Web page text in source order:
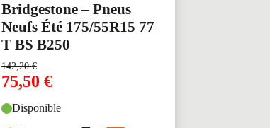
Bridgestone – Pneus
Neufs Été 175/55R15 77
T BS B250
142,20€
75,50 €
Disponible